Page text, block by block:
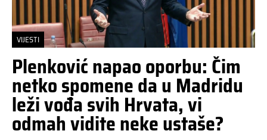
VIJESTI
Plenković napao oporbu: Čim
netko spomene da u Madridu
leži vođa svih Hrvata, vi
odmah vidite neke ustaše?